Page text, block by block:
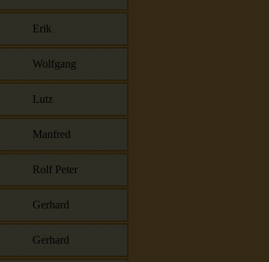
Erik
Wolfgang
Lutz
Manfred
Rolf Peter
Gerhard
Gerhard